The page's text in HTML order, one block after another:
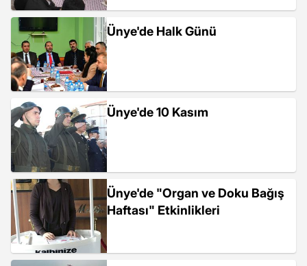
Ünye'de Halk Günü
Ünye'de 10 Kasım
Ünye'de "Organ ve Doku Bağış
Haftası" Etkinlikleri